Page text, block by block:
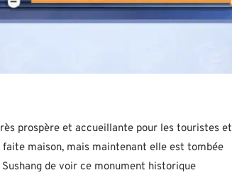
prospère et accueillante pour les touristes et
maison, mais maintenant elle est tombée
de voir ce monument historique